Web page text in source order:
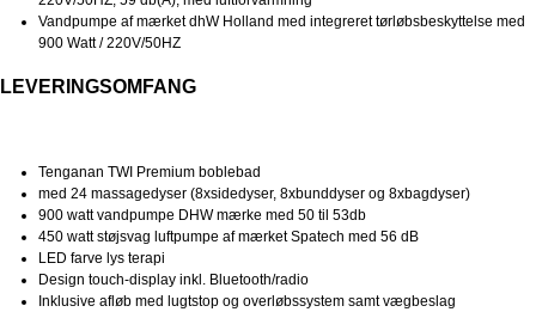
Vandpumpe af mærket dhW Holland med integreret tørløbsbeskyttelse med
900 Watt / 220V/50HZ
LEVERINGSOMFANG
Tenganan TWI Premium boblebad
med 24 massagedyser (8xsidedyser, 8xbunddyser og 8xbagdyser)
900 watt vandpumpe DHW mærke med 50 til 53db
450 watt støjsvag luftpumpe af mærket Spatech med 56 dB
LED farve lys terapi
Design touch-display inkl. Bluetooth/radio
Inklusive afløb med lugtstop og overløbssystem samt vægbeslag